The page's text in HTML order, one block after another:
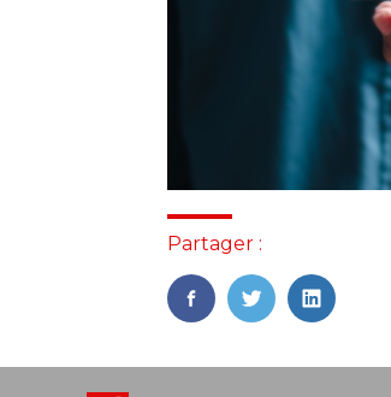
Partager :
FaceBook
TwitterLinkedIn